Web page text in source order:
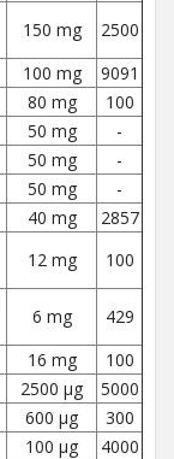
150 mg
2500
100 mg
9091
80 mg
100
50 mg
-
50 mg
-
50 mg
-
40 mg
2857
12 mg
100
6 mg
429
16 mg
100
2500 µg
5000
600 µg
300
100 µg 4000